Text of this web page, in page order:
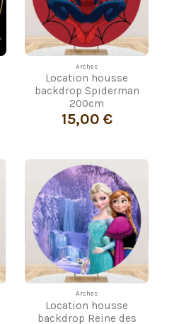
Arches
Location housse
backdrop Spiderman
200cm
15,00 €
Arches
Location housse
backdrop Reine des